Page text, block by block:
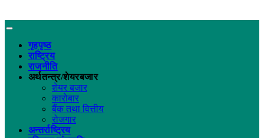
गृहपृष्ठ
राष्ट्रिय
राजनीति
अर्थतन्त्र/शेयरबजार
शेयर बजार
कारोबार
बैंक तथा वित्तीय
रोजगार
अन्तर्राष्ट्रिय